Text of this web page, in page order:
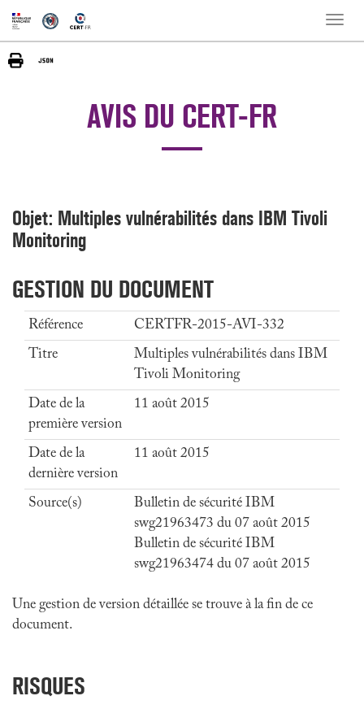
Toggle
AVIS DU CERT-FR
Objet: Multiples vulnérabilités dans IBM Tivoli
Monitoring
GESTION DU DOCUMENT
Référence
CERTFR-2015-AVI-332
Titre
Multiples vulnérabilités dans IBM
Tivoli Monitoring
Date de la
première version
11 août 2015
Date de la
dernière version
11 août 2015
Source(s)
Bulletin de sécurité IBM
swg21963473 du 07 août 2015
Bulletin de sécurité IBM
swg21963474 du 07 août 2015
Une gestion de version détaillée se trouve à la fin de ce
document.
RISQUES